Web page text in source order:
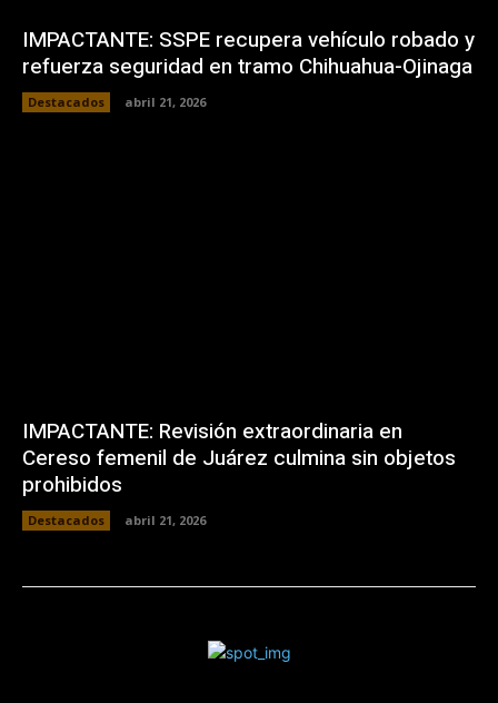
IMPACTANTE: SSPE recupera vehículo robado y
refuerza seguridad en tramo Chihuahua-Ojinaga
Destacados abril 21, 2026
IMPACTANTE: Revisión extraordinaria en
Cereso femenil de Juárez culmina sin objetos
prohibidos
Destacados abril 21, 2026